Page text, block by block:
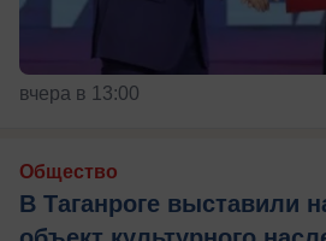
вчера в 13:00
Общество
В Таганроге выставили